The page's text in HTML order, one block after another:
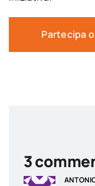
Partecipa
3